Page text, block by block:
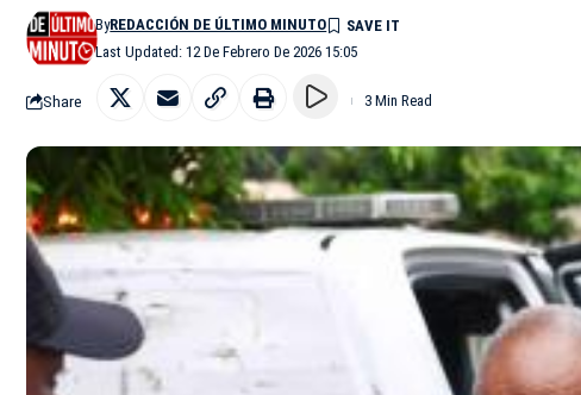
Last Updated: 12 De Febrero De 2026 15:05
ByREDACCIÓN DE ÚLTIMO MINUTO
Share 3 Min Read